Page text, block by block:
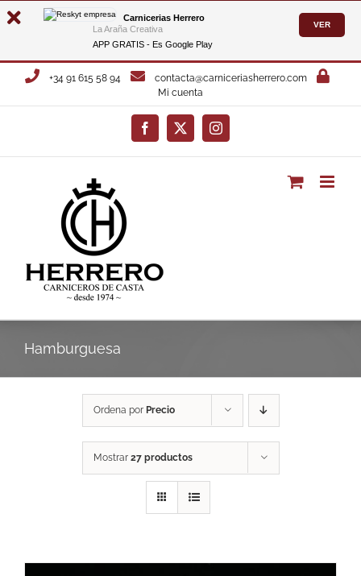
Carnicerias Herrero
La Araña Creativa
APP GRATIS - Es Google Play
VER
Saltar
+34 91 615 58 94
contacta@carniceriasherrero.com
Mi cuenta
Facebook
X Instagram
Hamburguesa
Ordena por Precio
Mostrar 27 productos